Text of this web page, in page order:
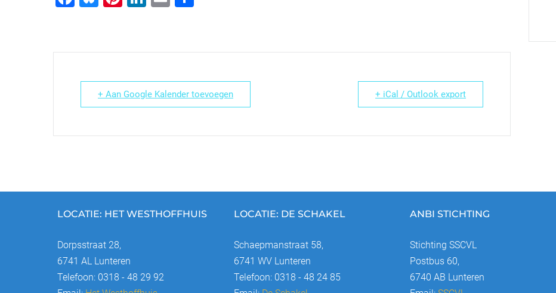
+ Aan Google Kalender toevoegen + iCal / Outlook export
LOCATIE: HET WESTHOFFHUIS
Dorpsstraat 28,
6741 AL Lunteren
Telefoon: 0318 - 48 29 92
LOCATIE: DE SCHAKEL
Schaepmanstraat 58,
6741 WV Lunteren
Telefoon: 0318 - 48 24 85
ANBI STICHTING
Stichting SSCVL
Postbus 60,
6740 AB Lunteren